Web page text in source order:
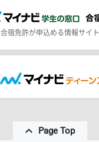
合宿免許が申込める情報サイト
Page Top